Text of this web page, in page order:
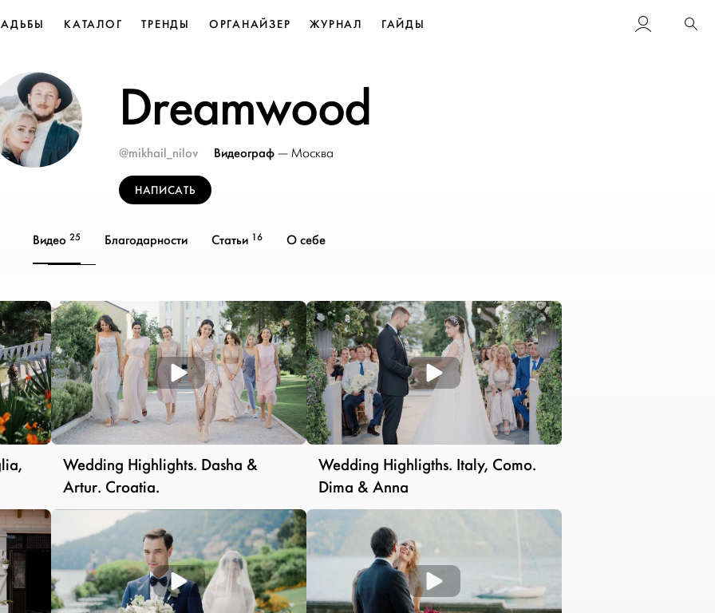
КАТАЛОГ ТРЕНДЫ ОРГАНАЙЗЕР ЖУРНАЛ ГАЙДЫ
Dreamwood
@mikhail_nilov Видеограф — Москва
НАПИСАТЬ
Видео 25 Благодарности Статьи 16 О себе
Wedding Highlights. Dasha &
Artur. Croatia.
Wedding Highligths. Italy, Como.
Dima & Anna